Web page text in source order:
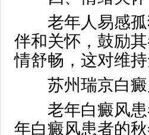
老年人易感孤
伴和关怀，鼓励
情舒畅，这对维
苏州瑞京白癜
老年白癜风患
年白癜风患者的